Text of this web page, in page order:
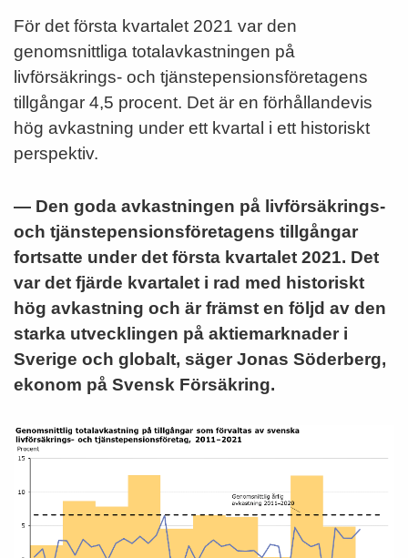
För det första kvartalet 2021 var den
genomsnittliga totalavkastningen på
livförsäkrings- och tjänstepensionsföretagens
tillgångar 4,5 procent. Det är en förhållandevis
hög avkastning under ett kvartal i ett historiskt
perspektiv.
— Den goda avkastningen på livförsäkrings-
och tjänstepensionsföretagens tillgångar
fortsatte under det första kvartalet 2021. Det
var det fjärde kvartalet i rad med historiskt
hög avkastning och är främst en följd av den
starka utvecklingen på aktiemarknader i
Sverige och globalt, säger Jonas Söderberg,
ekonom på Svensk Försäkring.